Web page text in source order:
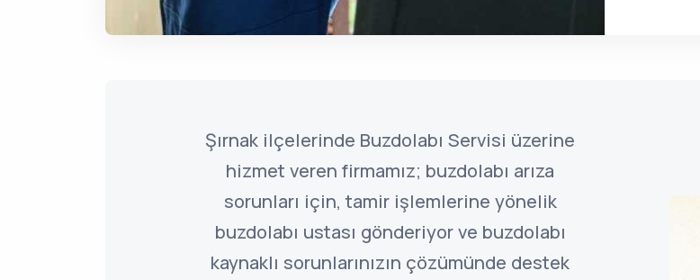
Şırnak ilçelerinde Buzdolabı Servisi üzerine
hizmet veren firmamız; buzdolabı arıza
sorunları için, tamir işlemlerine yönelik
buzdolabı ustası gönderiyor ve buzdolabı
kaynaklı sorunlarınızın çözümünde destek